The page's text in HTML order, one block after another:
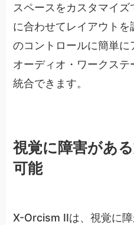
スペースをカスタマイ
に合わせてレイアウト
のコントロールに簡単に
オーディオ・ワークス
統合できます。
視覚に障害があ
可能
X-Orcism IIは、視覚に